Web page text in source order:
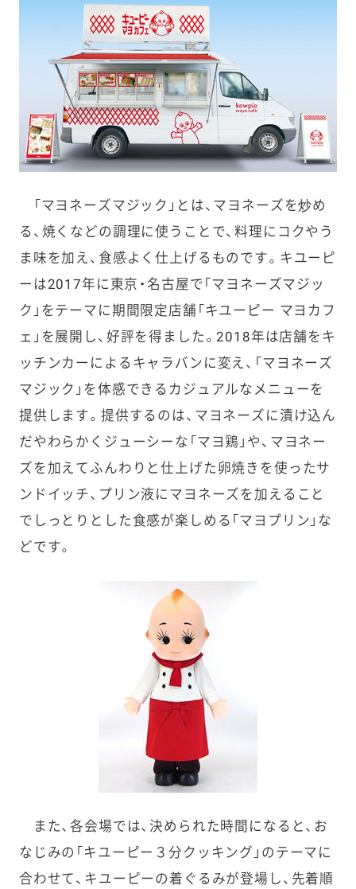
「マヨネーズマジック」とは、マヨネーズを炒め
る、焼くなどの調理に使うことで、料理にコクやう
ま味を加え、食感よく仕上げるものです。キユーピ
ーは2017年に東京・名古屋で「マヨネーズマジッ
ク」をテーマに期間限定店舗「キユーピー マヨカフ
ェ」を展開し、好評を得ました。2018年は店舗をキ
ッチンカーによるキャラバンに変え、「マヨネーズ
マジック」を体感できるカジュアルなメニューを
提供します。提供するのは、マヨネーズに漬け込ん
だやわらかくジューシーな「マヨ鶏」や、マヨネー
ズを加えてふんわりと仕上げた卵焼きを使ったサ
ンドイッチ、プリン液にマヨネーズを加えること
でしっとりとした食感が楽しめる「マヨプリン」な
どです。
また、各会場では、決められた時間になると、お
なじみの「キユーピー３分クッキング」のテーマに
合わせて、キユーピーの着ぐるみが登場し、先着順